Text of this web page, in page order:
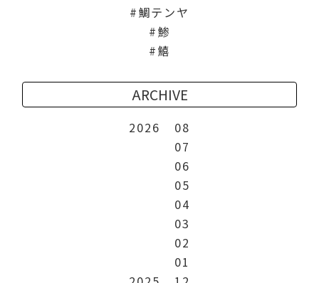
鯛テンヤ
鯵
鱚
ARCHIVE
2026
08
07
06
05
04
03
02
01